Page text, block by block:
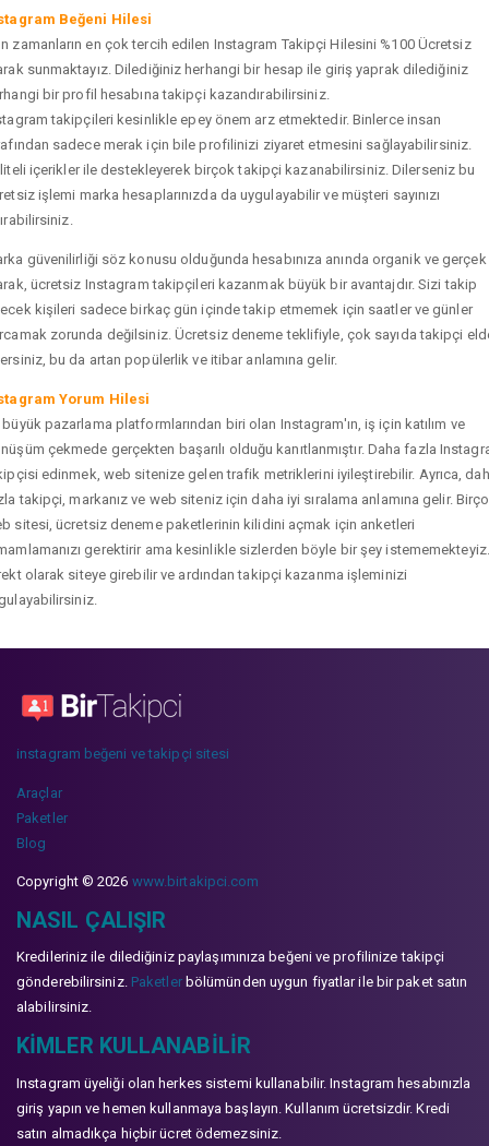
Beğeni Hilesi
zamanların en çok tercih edilen Instagram Takipçi Hilesini %100 Ücretsiz
sunmaktayız. Dilediğiniz herhangi bir hesap ile giriş yaprak dilediğiniz
bir profil hesabına takipçi kazandırabilirsiniz.
takipçileri kesinlikle epey önem arz etmektedir. Binlerce insan
sadece merak için bile profilinizi ziyaret etmesini sağlayabilirsiniz.
içerikler ile destekleyerek birçok takipçi kazanabilirsiniz. Dilerseniz bu
işlemi marka hesaplarınızda da uygulayabilir ve müşteri sayınızı
güvenilirliği söz konusu olduğunda hesabınıza anında organik ve gerçek
ücretsiz Instagram takipçileri kazanmak büyük bir avantajdır. Sizi takip
kişileri sadece birkaç gün içinde takip etmemek için saatler ve günler
zorunda değilsiniz. Ücretsiz deneme teklifiyle, çok sayıda takipçi
bu da artan popülerlik ve itibar anlamına gelir.
Yorum Hilesi
büyük pazarlama platformlarından biri olan Instagram'ın, iş için katılım ve
çekmede gerçekten başarılı olduğu kanıtlanmıştır. Daha fazla
edinmek, web sitenize gelen trafik metriklerini iyileştirebilir. Ayrıca,
takipçi, markanız ve web siteniz için daha iyi sıralama anlamına gelir.
sitesi, ücretsiz deneme paketlerinin kilidini açmak için anketleri
gerektirir ama kesinlikle sizlerden böyle bir şey istememekteyiz.
olarak siteye girebilir ve ardından takipçi kazanma işleminizi
instagram beğeni ve takipçi sitesi
Araçlar
Paketler
Blog
Copyright © 2026 www.birtakipci.com
NASIL ÇALIŞIR
Kredileriniz ile dilediğiniz paylaşımınıza beğeni ve profilinize takipçi
gönderebilirsiniz. Paketlerbölümünden uygun fiyatlar ile bir paket satın
alabilirsiniz.
KIMLER KULLANABILIR
Instagram üyeliği olan herkes sistemi kullanabilir. Instagram hesabınızla
giriş yapın ve hemen kullanmaya başlayın. Kullanım ücretsizdir. Kredi
satın almadıkça hiçbir ücret ödemezsiniz.